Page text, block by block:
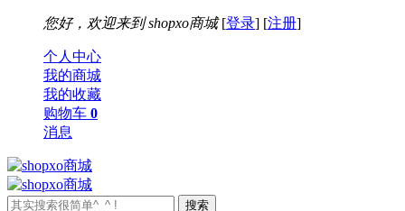
您好，欢迎来到 shopxo商城[登录] [注册]
个人中心
我的商城
我的收藏
购物车 0
消息